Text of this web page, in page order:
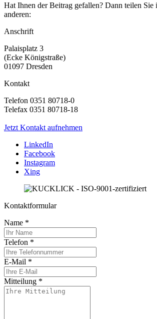
Hat Ihnen der Beitrag gefallen? Dann teilen Sie
anderen:
Anschrift
Palaisplatz 3
(Ecke Königstraße)
01097 Dresden
Kontakt
Telefon 0351 80718-0
Telefax 0351 80718-18
Jetzt Kontakt aufnehmen
LinkedIn
Facebook
Instagram
Xing
Kontaktformular
Name *
Telefon *
E-Mail *
Mitteilung *